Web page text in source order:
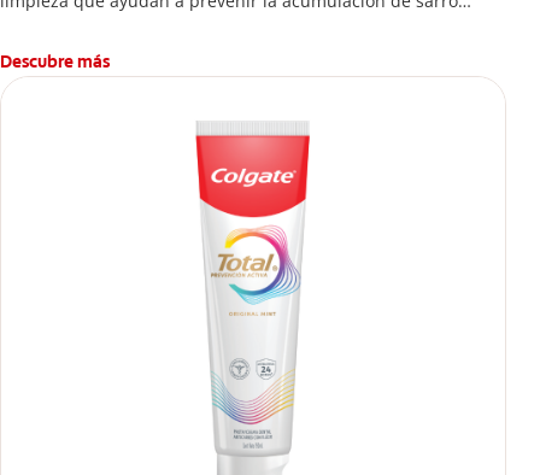
Descubre más